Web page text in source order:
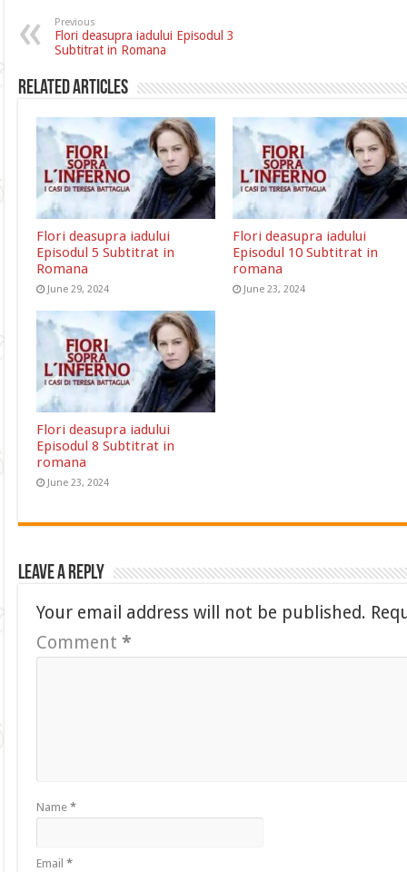
Previous
Flori deasupra iadului Episodul 3
Subtitrat in Romana
Related Articles
Flori deasupra iadului
Episodul 5 Subtitrat in
Romana
June 29, 2024
Flori deasupra iadului
Episodul 10 Subtitrat in
romana
June 23, 2024
Flori deasupra iadului
Episodul 8 Subtitrat in
romana
June 23, 2024
Leave a Reply
Your email address will not be published.
Comment*
Name*
Email*